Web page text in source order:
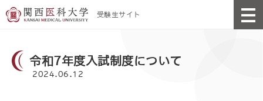
受験生サイト
令和7年度入試制度について
2024.06.12